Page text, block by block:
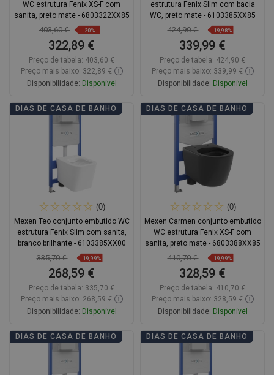
WC estrutura Fenix XS-F com
sanita, preto mate - 6803322XX85
403,60 € -20%
322,89 €
Preço de tabela: 403,60 €
Preço mais baixo: 322,89 €
Disponibilidade: Disponível
Adicionar
estrutura Fenix Slim com bacia
WC, preto mate - 6103385XX85
424,90 € -19,98%
339,99 €
Preço de tabela: 424,90 €
Preço mais baixo: 339,99 €
Disponibilidade: Disponível
Adicionar
DIAS DE CASA DE BANHO
(0)
Mexen Teo conjunto embutido WC
estrutura Fenix Slim com sanita,
branco brilhante - 6103385XX00
335,70 € -19,99%
268,59 €
Preço de tabela: 335,70 €
Preço mais baixo: 268,59 €
Disponibilidade: Disponível
Adicionar
DIAS DE CASA DE BANHO
(0)
Mexen Carmen conjunto embutido
WC estrutura Fenix XS-F com
sanita, preto mate - 6803388XX85
410,70 € -19,99%
328,59 €
Preço de tabela: 410,70 €
Preço mais baixo: 328,59 €
Disponibilidade: Disponível
Adicionar
DIAS DE CASA DE BANHO DIAS DE CASA DE BANHO